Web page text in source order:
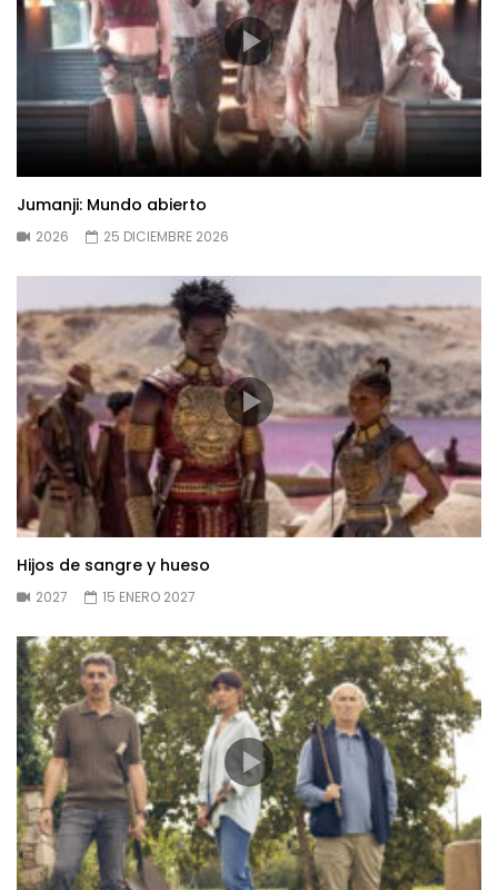
Jumanji: Mundo abierto
2026 25 DICIEMBRE 2026
Hijos de sangre y hueso
2027 15 ENERO 2027